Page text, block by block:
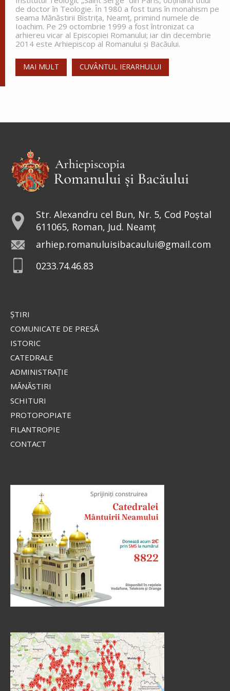
Apostolul zilei
Fraților, vă îndemn, pentru Domnul nostru Iisus
Hristos și pentru iubirea Duhului Sfânt, ca
împreună cu mine, să luptați în rugăciuni către
Dumnezeu pentru mine, ca să scap de...
Ap. Romani 15, 30-33
Ev. Matei 17, 24-27; 18, 1-4
Preia articolele Doxologia în site-ul tău!
de doctor în Teologie. În 1980 a fost tuns în monahism pe
seama Mănăstirii Bistriţa, Neamţ, primind numele de
Ioachim. Pe 29 octombrie 1999 a fost întronizat ca
arhiereu vicar al Episcopiei Romanului; iar din decembrie
2014 este Arhiepiscop al Romanului și Bacăului.
MAI MULT CUVÂNTUL IERARHULUI
Str. Alexandru cel Bun, Nr. 5, Cod Poștal
611065, Roman, Jud. Neamț
arhiep.romanuluisibacaului@gmail.com
0233.74.46.83
ŞTIRI
COMUNICATE DE PRESĂ
ISTORIC
CATEDRALE
ADMINISTRAŢIE
MĂNĂSTIRI
SCHITURI
PROTOPOPIATE
FILANTROPIE
CONTACT